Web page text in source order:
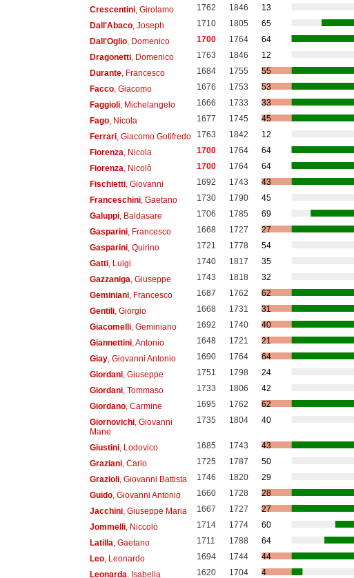
Crescentini, Girolamo 1762 1846
13
Dall'Abaco, Joseph 1710 1805
65
Dall'Oglio, Domenico 1700 1764
64
Dragonetti, Domenico 1763 1846
12
Durante, Francesco 1684 1755
55
Facco, Giacomo 1676 1753
53
Faggioli, Michelangelo 1666 1733
33
Fago, Nicola 1677 1745
45
Ferrari, Giacomo Gotifredo 1763 1842
12
Fiorenza , Nicola 1700 1764
64
Fiorenza , Nicolò 1700 1764
64
Fischietti, Giovanni 1692 1743
43
Franceschini, Gaetano 1730 1790
45
Galuppi, Baldasare 1706 1785
69
Gasparini, Francesco 1668 1727
27
Gasparini, Quirino 1721 1778
54
Gatti, Luigi 1740 1817
35
Gazzaniga , Giuseppe 1743 1818
32
Geminiani, Francesco 1687 1762
62
Gentili, Giorgio 1668 1731
31
Giacomelli, Geminiano 1692 1740
40
Giannettini, Antonio 1648 1721
21
Giay, Giovanni Antonio 1690 1764
64
Giordani, Giuseppe 1751 1798
24
Giordani, Tommaso 1733 1806
42
Giordano, Carmine 1695 1762
62
Giornovichi, Giovanni
Mane
1735 1804 40
Giustini, Lodovico 1685 1743
43
Graziani, Carlo 1725 1787
50
Grazioli, Giovanni Battista 1746 1820
29
Guido, Giovanni Antonio 1660 1728
28
Jacchini, Giuseppe Maria 1667 1727
27
Jommelli, Niccolò 1714 1774
60
Latilla , Gaetano 1711 1788
64
Leo, Leonardo 1694 1744
44
Leonarda , Isabella 1620 1704
4